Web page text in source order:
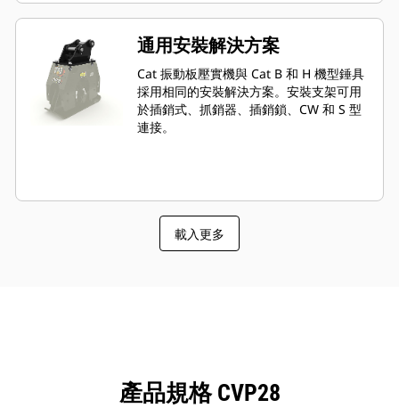
通用安裝解決方案
Cat 振動板壓實機與 Cat B 和 H 機型錘具
採用相同的安裝解決方案。安裝支架可用
於插銷式、抓銷器、插銷鎖、CW 和 S 型
連接。
載入更多
產品規格 CVP28